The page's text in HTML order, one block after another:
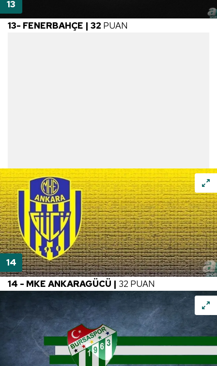
13- FENERBAHÇE | 32 PUAN
14 - MKE ANKARAGÜCÜ | 32 PUAN